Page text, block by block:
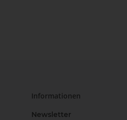
Informationen
Newsletter